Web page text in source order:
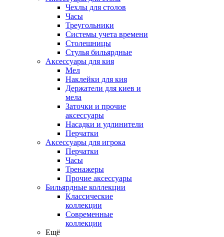
Чехлы для столов
Часы
Треугольники
Системы учета времени
Столешницы
Стулья бильярдные
Аксессуары для кия
Мел
Наклейки для кия
Держатели для киев и
мела
Заточки и прочие
аксессуары
Насадки и удлинители
Перчатки
Аксессуары для игрока
Перчатки
Часы
Тренажеры
Прочие аксессуары
Бильярдные коллекции
Классические
коллекции
Современные
коллекции
Ещё